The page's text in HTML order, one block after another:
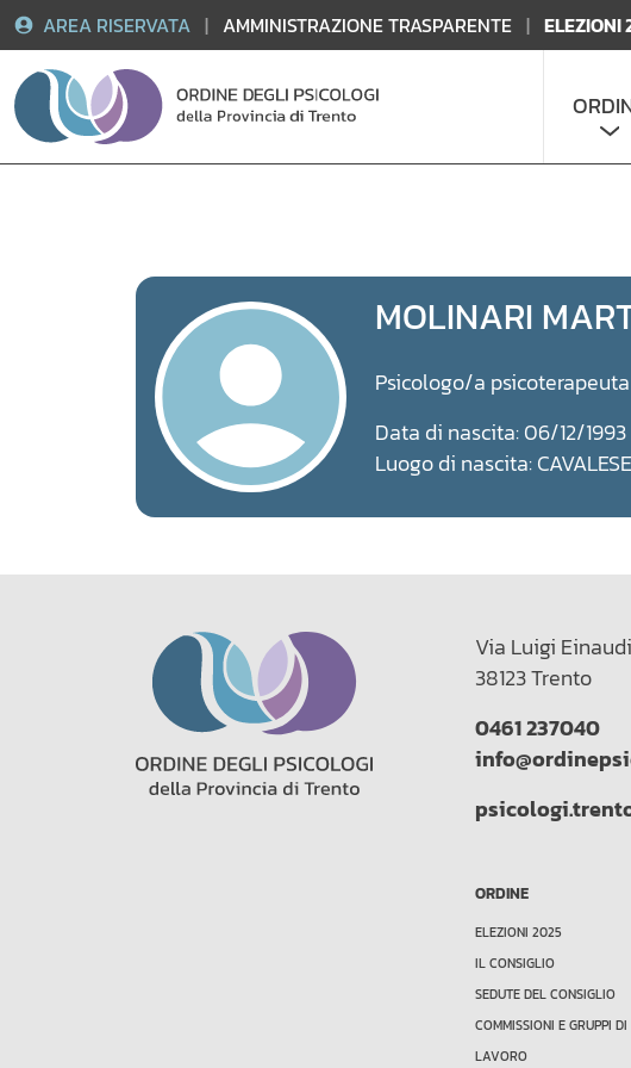
contenuto
AREA RISERVATA | AMMINISTRAZIONE TRASPARENTE | ELEZIONI
MOLINARI
Psicologo/a psicoterapeuta
Data di nascita: 06/12/1993
Luogo di nascita: CAVALESE
Via Luigi
38123 Trento
0461 237040
ORDINE
ELEZIONI 2025
IL CONSIGLIO
SEDUTE DEL CONSIGLIO
COMMISSIONI E GRUPPI DI
LAVORO